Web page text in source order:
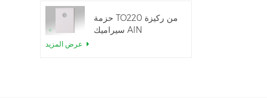
حزمة TO220 من ركيزة
سيراميك AlN